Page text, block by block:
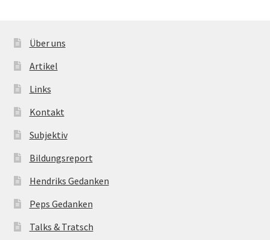
Über uns
Artikel
Links
Kontakt
Subjektiv
Bildungsreport
Hendriks Gedanken
Peps Gedanken
Talks & Tratsch